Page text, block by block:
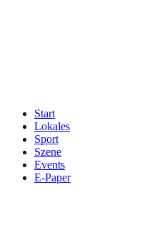
Start
Lokales
Sport
Szene
Events
E-Paper